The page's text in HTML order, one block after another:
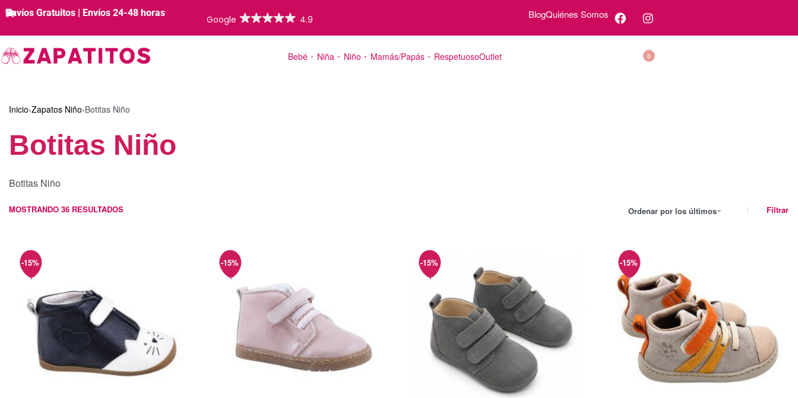
Envíos Gratuitos | Envíos 24-48 horas BlogQuiénes Somos
Bebé Niña Niño Mamás/Papás RespetuosoOutlet 0
Inicio›Zapatos Niño›Botitas Niño
Botitas Niño
Botitas Niño
MOSTRANDO 36 RESULTADOS Ordenar por los últimos Filtrar